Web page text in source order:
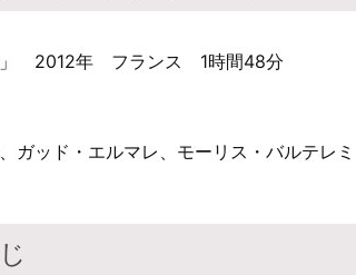
」 2012年 フランス 1時間48分
ガッド・エルマレ、モーリス・バルテレミ